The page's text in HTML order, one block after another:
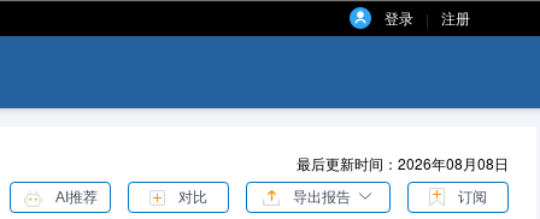
登录 | 注册
最后更新时间：2026年08月08日
AI推荐 对比 导出报告 订阅